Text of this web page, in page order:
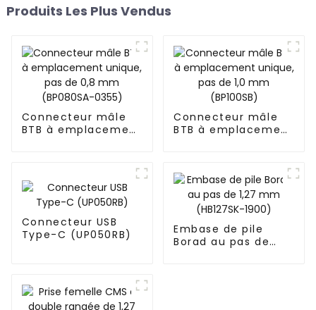
Produits Les Plus Vendus
Connecteur mâle
BTB à emplacement
Connecteur mâle
BTB à emplacement
Connecteur USB
Type-C (UP050RB)
Embase de pile
Borad au pas de